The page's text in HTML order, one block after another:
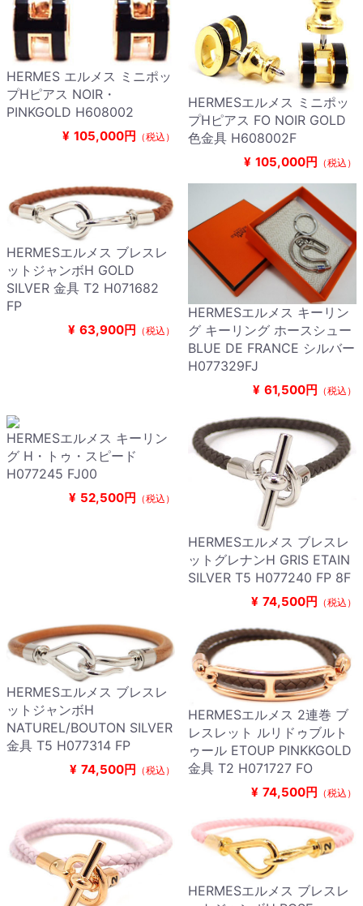
HERMES エルメス ミニポッ
プHピアス NOIR・
PINKGOLD H608002
¥ 105,000円 （税込）
HERMESエルメス ミニポッ
プHピアス FO NOIR GOLD
色金具 H608002F
¥ 105,000円 （税込）
HERMESエルメス ブレスレ
ットジャンボH GOLD
SILVER 金具 T2 H071682
FP
¥ 63,900円 （税込）
HERMESエルメス キーリン
グ キーリング ホースシュー
BLUE DE FRANCE シルバー
H077329FJ
¥ 61,500円 （税込）
HERMESエルメス キーリン
グ H・トゥ・スピード
H077245 FJ00
¥ 52,500円 （税込）
HERMESエルメス ブレスレ
ットグレナンH GRIS ETAIN
SILVER T5 H077240 FP 8F
¥ 74,500円 （税込）
HERMESエルメス ブレスレ
ットジャンボH
NATUREL/BOUTON SILVER
金具 T5 H077314 FP
¥ 74,500円 （税込）
HERMESエルメス 2連巻 ブ
レスレット ルリドゥブルト
ゥール ETOUP PINKKGOLD
金具 T2 H071727 FO
¥ 74,500円 （税込）
HERMESエルメス ブレスレ